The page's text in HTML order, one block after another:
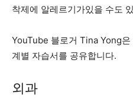
착제에 알레르기가있을 수도
YouTube 블로거 Tina Yong
계별 자습서를 공유합니다.
외과